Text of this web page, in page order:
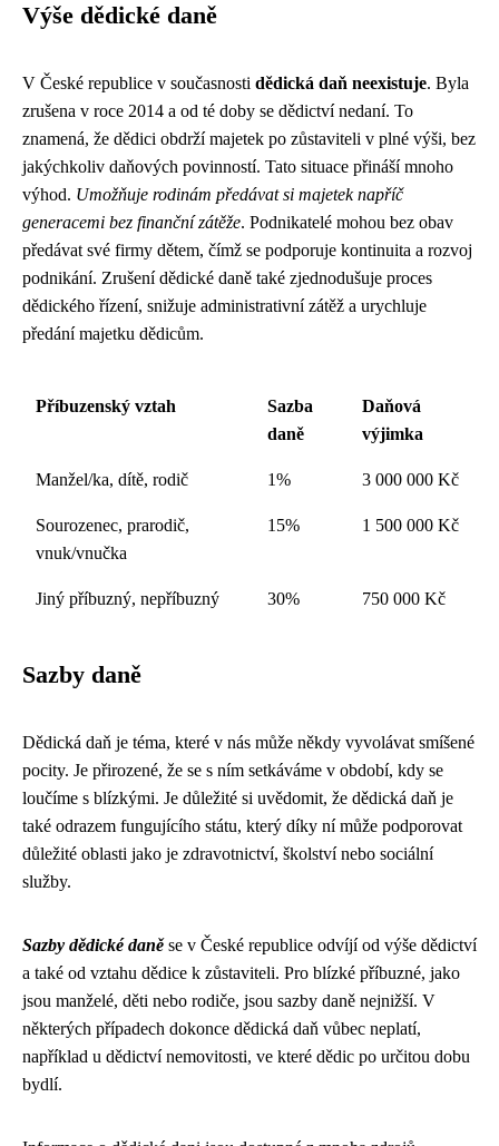
Výše dědické daně
V České republice v současnosti dědická daň neexistuje. Byla
zrušena v roce 2014 a od té doby se dědictví nedaní. To
znamená, že dědici obdrží majetek po zůstaviteli v plné výši, bez
jakýchkoliv daňových povinností. Tato situace přináší mnoho
výhod. Umožňuje rodinám předávat si majetek napříč
generacemi bez finanční zátěže. Podnikatelé mohou bez obav
předávat své firmy dětem, čímž se podporuje kontinuita a rozvoj
podnikání. Zrušení dědické daně také zjednodušuje proces
dědického řízení, snižuje administrativní zátěž a urychluje
předání majetku dědicům.
Příbuzenský vztah
Sazba
daně
Daňová
výjimka
Manžel/ka, dítě, rodič 1% 3 000 000 Kč
Sourozenec, prarodič,
vnuk/vnučka
15% 1 500 000 Kč
Jiný příbuzný, nepříbuzný 30% 750 000 Kč
Sazby daně
Dědická daň je téma, které v nás může někdy vyvolávat smíšené
pocity. Je přirozené, že se s ním setkáváme v období, kdy se
loučíme s blízkými. Je důležité si uvědomit, že dědická daň je
také odrazem fungujícího státu, který díky ní může podporovat
důležité oblasti jako je zdravotnictví, školství nebo sociální
služby.
Sazby dědické daněse v České republice odvíjí od výše dědictví
a také od vztahu dědice k zůstaviteli. Pro blízké příbuzné, jako
jsou manželé, děti nebo rodiče, jsou sazby daně nejnižší. V
některých případech dokonce dědická daň vůbec neplatí,
například u dědictví nemovitosti, ve které dědic po určitou dobu
bydlí.